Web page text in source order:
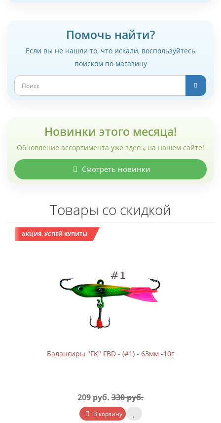
Помочь найти?
Если вы не нашли то, что искали, воспользуйтесь
поиском по магазину
Новинки этого месяца!
Обновление ассортимента уже здесь, на нашем сайте!
Смотреть новинки
Товары со скидкой
АКЦИЯ. УСПЕЙ КУПИТЬ!
Балансиры "FK" FBD - (#1) - 63мм -10г
209 руб. 330 руб.
В корзину